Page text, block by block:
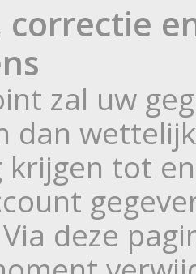
correctie
zal uw
dan
krijgen tot
deze